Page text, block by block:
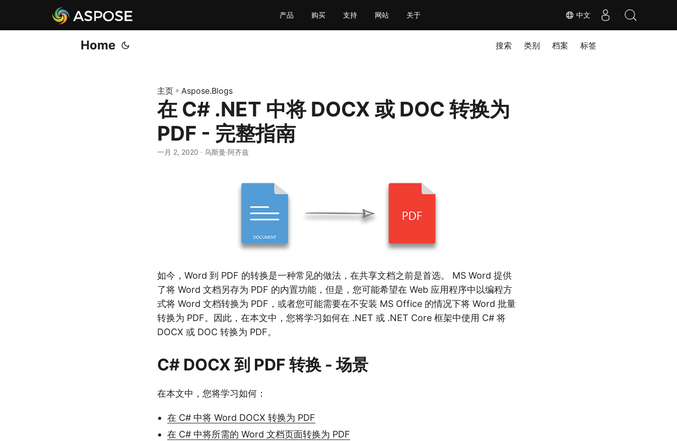
中文
产品 购买 支持 网站 关于
Home 搜索 类别 档案 标签
主页 » Aspose.Blogs
在 C# .NET 中将 DOCX 或 DOC 转换为
PDF - 完整指南
一月 2, 2020 · 乌斯曼·阿齐兹
如今，Word 到 PDF 的转换是一种常见的做法，在共享文档之前是首选。 MS Word 提供
了将 Word 文档另存为 PDF 的内置功能，但是，您可能希望在 Web 应用程序中以编程方
式将 Word 文档转换为 PDF，或者您可能需要在不安装 MS Office 的情况下将 Word 批量
转换为 PDF。因此，在本文中，您将学习如何在 .NET 或 .NET Core 框架中使用 C# 将
DOCX 或 DOC 转换为 PDF。
C# DOCX 到 PDF 转换 - 场景
在本文中，您将学习如何：
在 C# 中将 Word DOCX 转换为 PDF
在 C# 中将所需的 Word 文档页面转换为 PDF